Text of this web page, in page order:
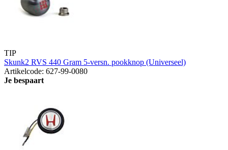
TIP
Skunk2 RVS 440 Gram 5-versn. pookknop (Universeel)
Artikelcode: 627-99-0080
Je bespaart